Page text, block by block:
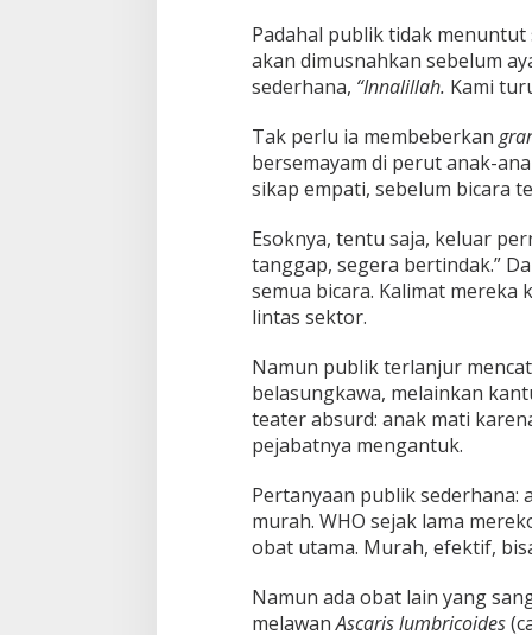
Padahal publik tidak
akan dimusnahkan sebelum
sederhana, “Innalillah. Kami
Tak perlu ia membeberkan
bersemayam di perut anak-
sikap empati, sebelum bicara
Esoknya, tentu saja, keluar
tanggap, segera bertindak.”
semua bicara. Kalimat
lintas sektor.
Namun publik terlanjur
belasungkawa, melainkan
teater absurd: anak mati
pejabatnya mengantuk.
Pertanyaan publik sederhana:
murah. WHO sejak lama
obat utama. Murah, efektif,
Namun ada obat lain yang
melawanAscaris lumbricoides